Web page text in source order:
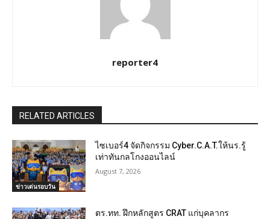
reporter4
RELATED ARTICLES
ข่าวเด่นรอบวัน
ไซเบอร์4 จัดกิจกรรม Cyber.C.A.T.ให้นร.รู้
เท่าทันกลโกงออนไลน์
August 7, 2026
ตร.ทท. ฝึกหลักสูตร CRAT แก่บุคลากร